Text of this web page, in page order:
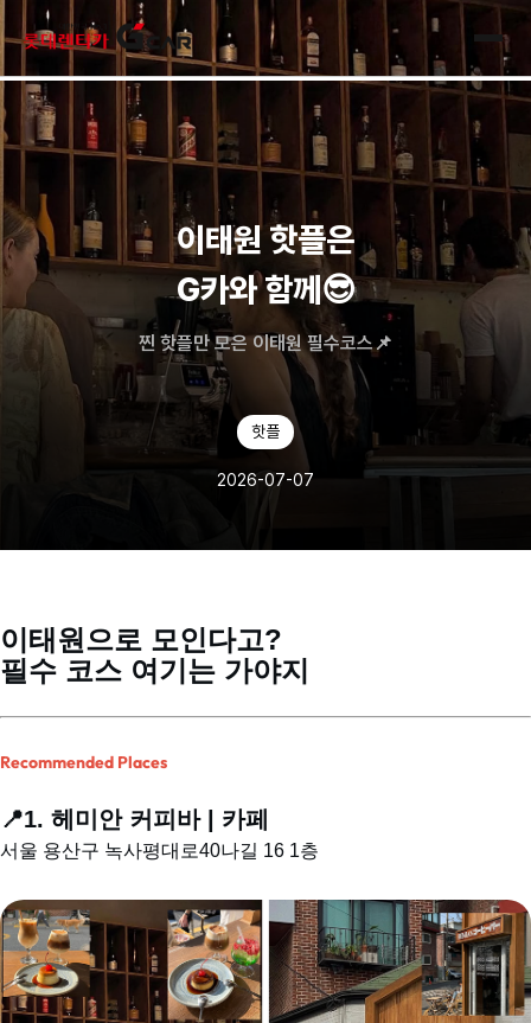
skip navigation
전체
이태원 핫플은
G카와 함께😎
찐 핫플만 모은 이태원 필수코스📌
핫플
2026-07-07
이태원으로 모인다고?
필수 코스 여기는 가야지
Recommended Places
📍1. 헤미안 커피바 | 카페
서울 용산구 녹사평대로40나길 16 1층